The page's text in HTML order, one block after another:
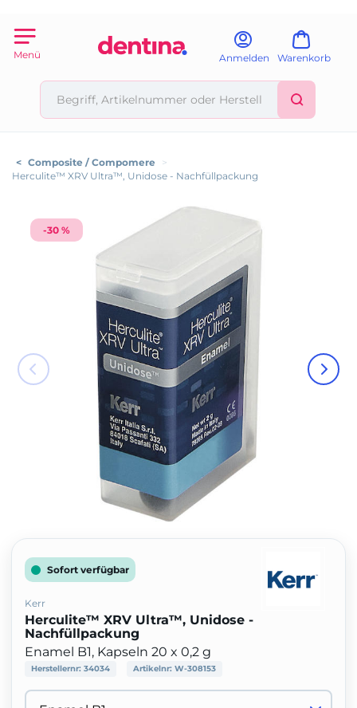
Menü Anmelden Warenkorb
< Composite / Compomere
>
Herculite™ XRV Ultra™, Unidose - Nachfüllpackung
-30 %
Sofort verfügbar
Kerr
Herculite™ XRV Ultra™, Unidose -
Nachfüllpackung
Enamel B1, Kapseln 20 x 0,2 g
Herstellernr: 34034 Artikelnr: W-308153